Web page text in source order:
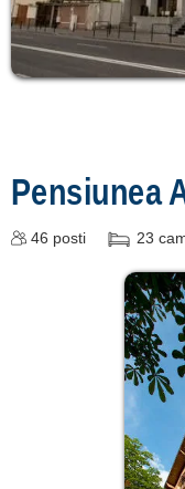
Pensiunea
46 posti 23